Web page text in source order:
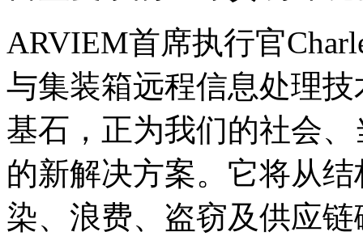
ARVIEM首席执行官
与集装箱远程信息处理
基石，正为我们的社会
的新解决方案。它将从
染、浪费、盗窃及供应